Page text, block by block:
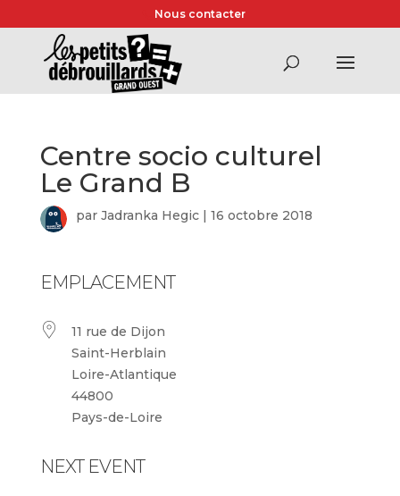
Nous contacter
Centre socio culturel
Le Grand B
par Jadranka Hegic| 16 octobre 2018
EMPLACEMENT
11 rue de Dijon
Saint-Herblain
Loire-Atlantique
44800
Pays-de-Loire
NEXT EVENT